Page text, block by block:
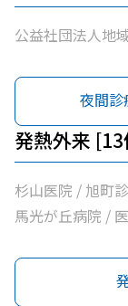
公益社団法人地
夜間診
発熱外来 [13
杉山医院 / 旭町
馬光が丘病院 /
クリニック光が
が丘内科内視鏡